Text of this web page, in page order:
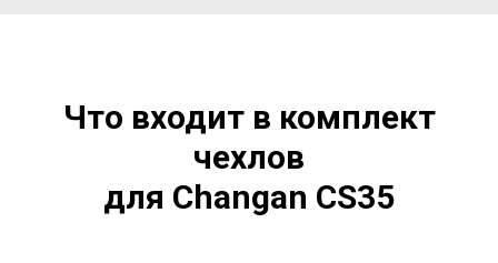
Что входит в комплект
чехлов
для Changan CS35